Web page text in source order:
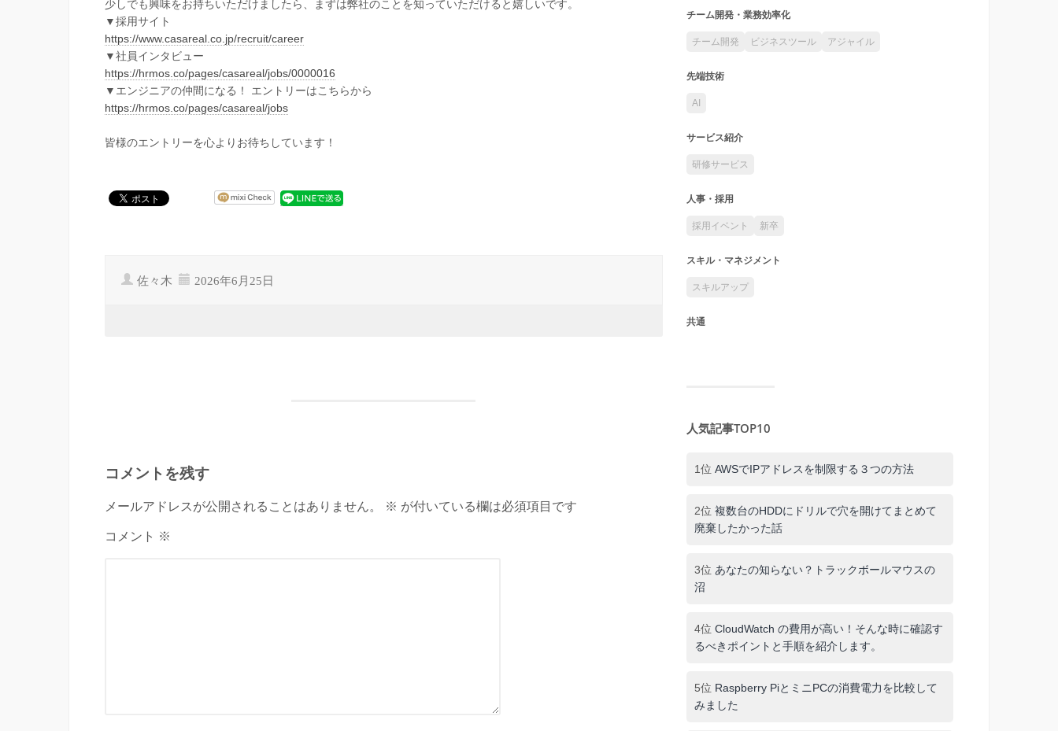
少しでも興味をお持ちいただけましたら、まずは弊社のことを知っていただけると嬉しいです。
▼採用サイト
https://www.casareal.co.jp/recruit/career
▼社員インタビュー
https://hrmos.co/pages/casareal/jobs/0000016
▼エンジニアの仲間になる！ エントリーはこちらから
https://hrmos.co/pages/casareal/jobs
皆様のエントリーを心よりお待ちしています！
佐々木 2026年6月25日
コメントを残す
メールアドレスが公開されることはありません。 ※ が付いている欄は必須項目です
コメント ※
チーム開発・業務効率化
チーム開発 ビジネスツール アジャイル
先端技術
AI
サービス紹介
研修サービス
人事・採用
採用イベント 新卒
スキル・マネジメント
スキルアップ
共通
人気記事TOP10
1位 AWSでIPアドレスを制限する３つの方法
2位 複数台のHDDにドリルで穴を開けてまとめて
廃棄したかった話
3位 あなたの知らない？トラックボールマウスの
沼
4位 CloudWatch の費用が高い！そんな時に確認す
るべきポイントと手順を紹介します。
5位 Raspberry PiとミニPCの消費電力を比較して
みました